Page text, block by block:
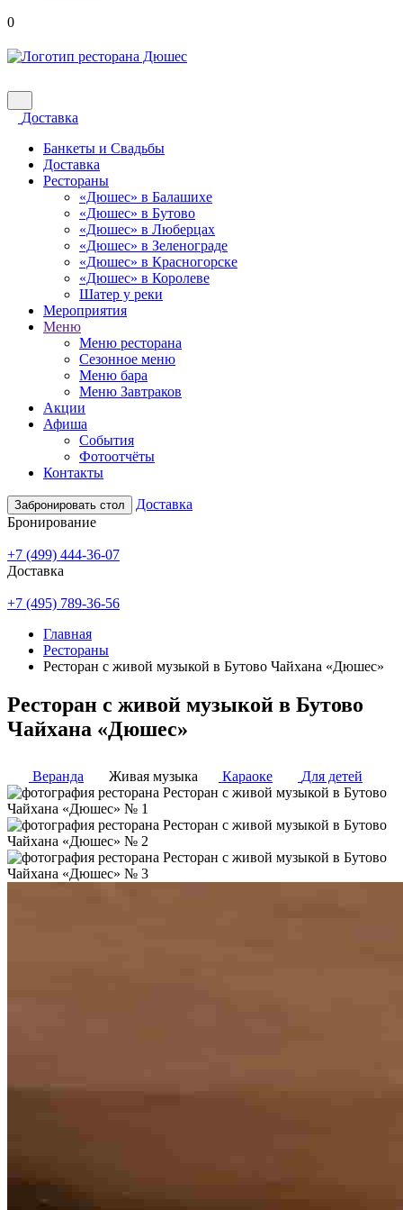
0
Доставка
Банкеты и Свадьбы
Доставка
Рестораны
«Дюшес» в Балашихе
«Дюшес» в Бутово
«Дюшес» в Люберцах
«Дюшес» в Зеленограде
«Дюшес» в Красногорске
«Дюшес» в Королеве
Шатер у реки
Мероприятия
Меню
Меню ресторана
Сезонное меню
Меню бара
Меню Завтраков
Акции
Афиша
События
Фотоотчёты
Контакты
Забронировать стол
Доставка
Бронирование
+7 (499) 444-36-07
Доставка
+7 (495) 789-36-56
Главная
Рестораны
Ресторан с живой музыкой в Бутово Чайхана «Дюшес»
Ресторан с живой музыкой в Бутово
Чайхана «Дюшес»
Веранда Живая музыка Караоке Для детей